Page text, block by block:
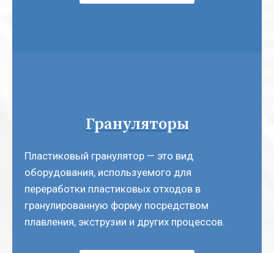
Грануляторы
Пластиковый гранулятор — это вид
оборудования, используемого для
переработки пластиковых отходов в
гранулированную форму посредством
плавления, экструзии и других процессов.